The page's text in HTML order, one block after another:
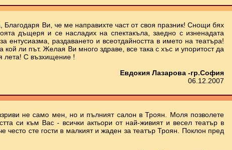
Благодаря Ви, че ме направихте част от своя празник! Снощи бях
дъщеря и се насладих на спектакъла, заедно с изненадата
ентусиазма, раздаването и всеотдайността в името на театъра!
ли път. Желая Ви много здраве, все така с хъс и упоритост да
лета! С възхищение !
Евдокия Лазарова -гр.София
06.12.2007
не само мен, но и пълният салон в Троян. Моля позволете
си към Вас - всички актьори от най-живият и весел театър в
често сте гости в малкият и жаден за театър Троян. Поклон пред